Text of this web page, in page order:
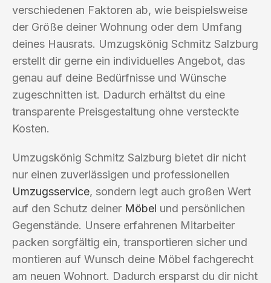
verschiedenen Faktoren ab, wie beispielsweise
der Größe deiner Wohnung oder dem Umfang
deines Hausrats. Umzugskönig Schmitz Salzburg
erstellt dir gerne ein individuelles Angebot, das
genau auf deine Bedürfnisse und Wünsche
zugeschnitten ist. Dadurch erhältst du eine
transparente Preisgestaltung ohne versteckte
Kosten.
Umzugskönig Schmitz Salzburg bietet dir nicht
nur einen zuverlässigen und professionellen
Umzugsservice, sondern legt auch großen Wert
auf den Schutz deiner Möbel und persönlichen
Gegenstände. Unsere erfahrenen Mitarbeiter
packen sorgfältig ein, transportieren sicher und
montieren auf Wunsch deine Möbel fachgerecht
am neuen Wohnort. Dadurch ersparst du dir nicht